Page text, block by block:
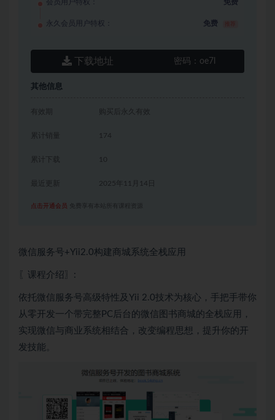
会员用户特权： 免费
永久会员用户特权： 免费
下载地址 密码： oe7l
其他信息
有效期 购买后永久有效
累计销量 174
累计下载 10
2025年11月14日
点击开通会员 免费享有本站所有课程资源
微信服务号+Yii2.0构建商城系统全栈应用
〖课程介绍〗:
依托微信服务号高级特性及Yii 2.0技术为核心，手把手带你
从零开发一个带完整PC后台的微信图书商城的全栈应用，
实现微信与商业系统相结合，改变编程思想，提升你的开
发技能。